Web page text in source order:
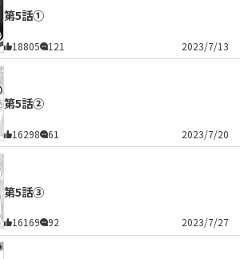
第5話①
18805 121 2023/7/13
第5話②
16298 61 2023/7/20
第5話③
16169 92 2023/7/27